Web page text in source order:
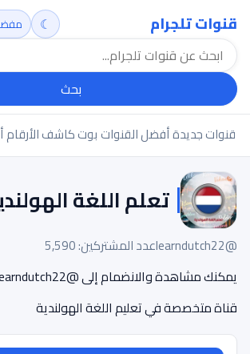
قنوات تلجرام
بحث
☾
قنوات جديدةأفضل القنواتبوت كاشف الأرقام
تعلم اللغة
@learndutch22
عدد المشتركين: 5,590
يمكنك مشاهدة والانضمام إلى @learndutch22 مباشرة.
قناة متخصصة في تعليم اللغة الهولندية